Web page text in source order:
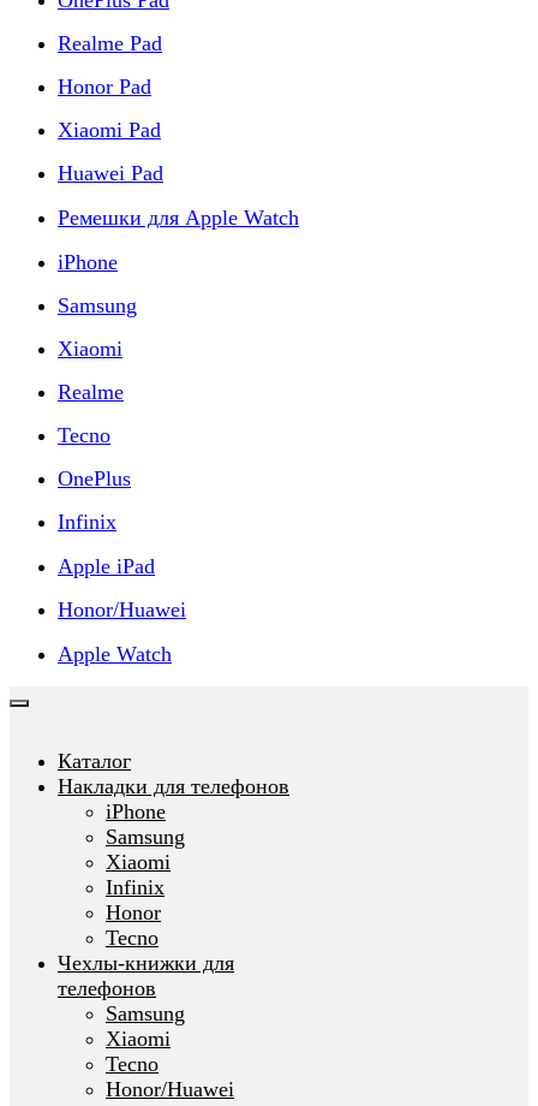
Realme Pad
Honor Pad
Xiaomi Pad
Huawei Pad
Ремешки для Apple Watch
iPhone
Samsung
Xiaomi
Realme
Tecno
OnePlus
Infinix
Apple iPad
Honor/Huawei
Apple Watch
Каталог
Накладки для телефонов
iPhone
Samsung
Xiaomi
Infinix
Honor
Tecno
Чехлы-книжки для
телефонов
Samsung
Xiaomi
Tecno
Honor/Huawei